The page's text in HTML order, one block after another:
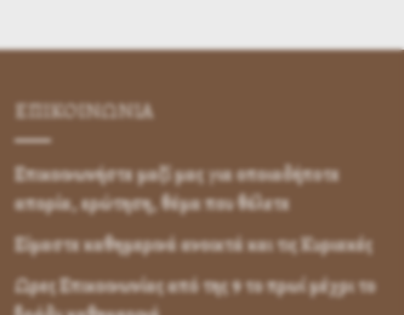
ΕΠΙΚΟΙΝΩΝΊΑ
Επικοινωνήστε μαζί μας για οποιαδήποτε
απορία, ερώτηση, θέμα που θέλετε
Είμαστε καθημερινά ανοικτά και τις Κυριακές
Ωρες Επικοινωνίας από της 9 το πρωί μέχρι το